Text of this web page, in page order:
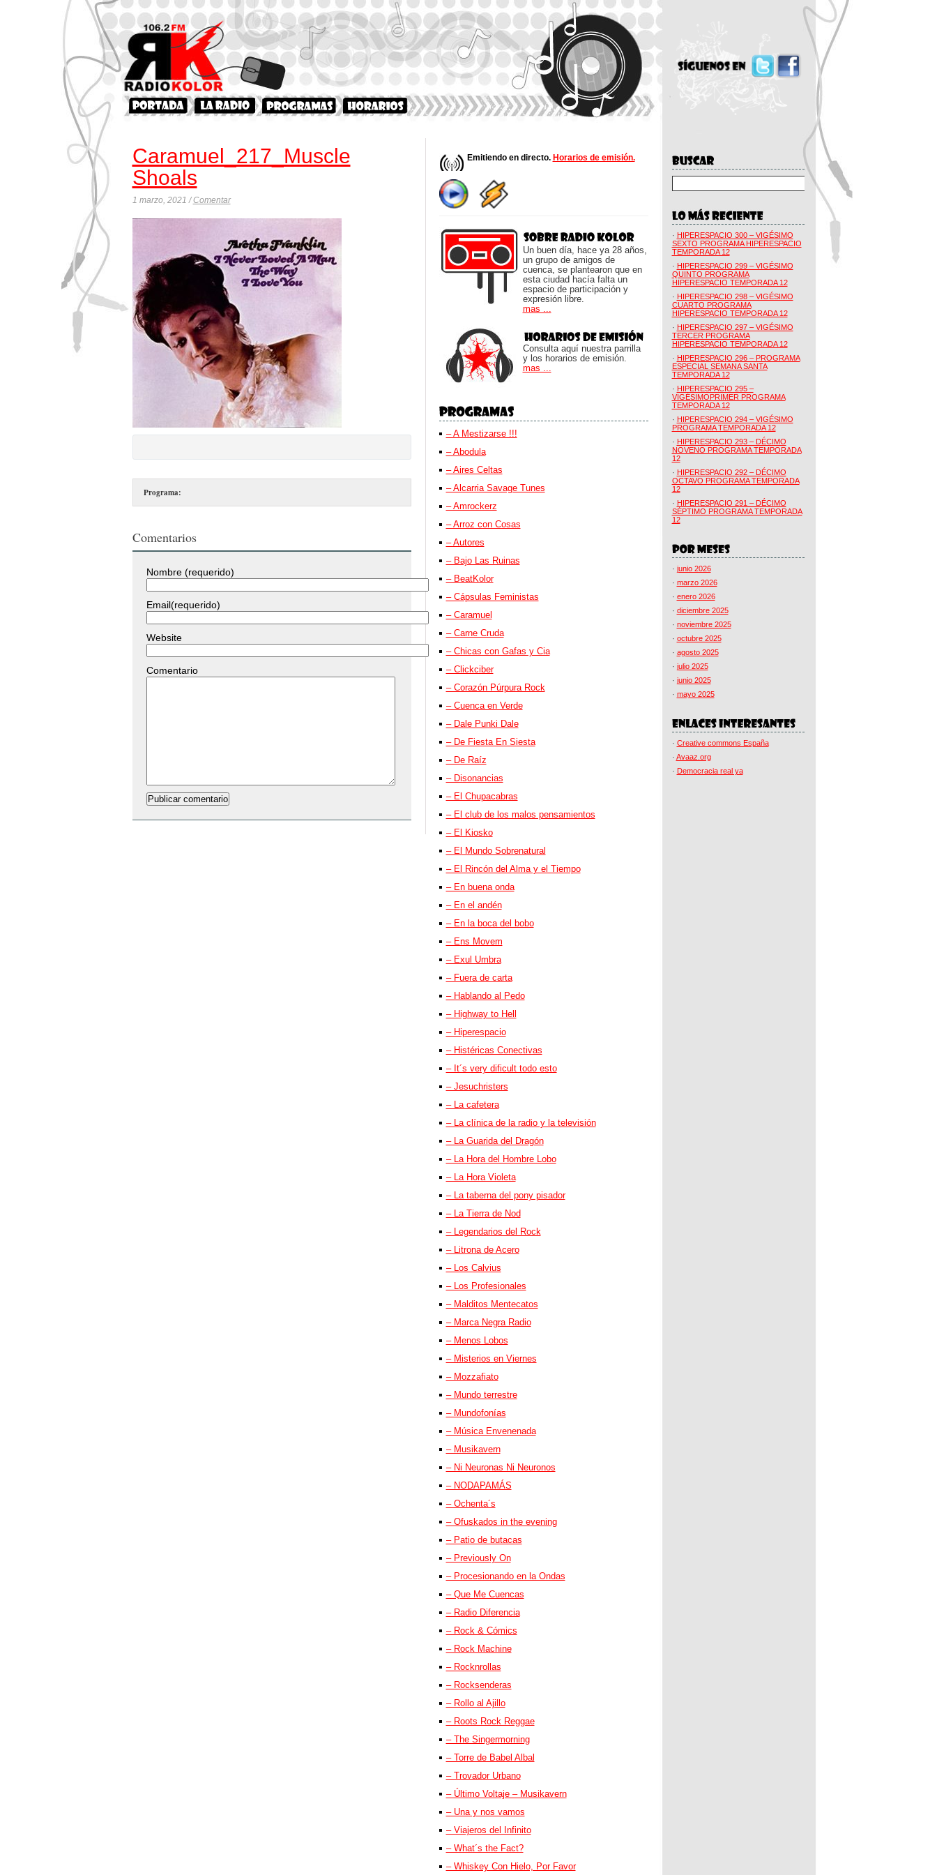
Caramuel_217_Muscle
Shoals
1 marzo, 2021 /Comentar
Programa:
Comentarios
Nombre (requerido)
Email(requerido)
Website
Comentario
Emitiendo en directo. Horarios de emisión.
Un buen día, hace ya 28 años,
un grupo de amigos de
cuenca, se plantearon que en
esta ciudad hacía falta un
espacio de participación y
expresión libre.
mas ...
Consulta aquí nuestra parrilla
y los horarios de emisión.
mas ...
– A Mestizarse !!!
– Abodula
– Aires Celtas
– Alcarria Savage Tunes
– Amrockerz
– Arroz con Cosas
– Autores
– Bajo Las Ruinas
– BeatKolor
– Cápsulas Feministas
– Caramuel
– Carne Cruda
– Chicas con Gafas y Cia
– Clickciber
– Corazón Púrpura Rock
– Cuenca en Verde
– Dale Punki Dale
– De Fiesta En Siesta
– De Raíz
– Disonancias
– El Chupacabras
– El club de los malos pensamientos
– El Kiosko
– El Mundo Sobrenatural
– El Rincón del Alma y el Tiempo
– En buena onda
– En el andén
– En la boca del bobo
– Ens Movem
– Exul Umbra
– Fuera de carta
– Hablando al Pedo
– Highway to Hell
– Hiperespacio
– Histéricas Conectivas
– It´s very dificult todo esto
– Jesuchristers
– La cafetera
– La clínica de la radio y la televisión
– La Guarida del Dragón
– La Hora del Hombre Lobo
– La Hora Violeta
– La taberna del pony pisador
– La Tierra de Nod
– Legendarios del Rock
– Litrona de Acero
– Los Calvius
– Los Profesionales
– Malditos Mentecatos
– Marca Negra Radio
– Menos Lobos
– Misterios en Viernes
– Mozzafiato
– Mundo terrestre
– Mundofonías
– Música Envenenada
– Musikavern
– Ni Neuronas Ni Neuronos
– NODAPAMÁS
– Ochenta´s
– Ofuskados in the evening
– Patio de butacas
– Previously On
– Procesionando en la Ondas
– Que Me Cuencas
– Radio Diferencia
– Rock & Cómics
– Rock Machine
– Rocknrollas
– Rocksenderas
– Rollo al Ajillo
– Roots Rock Reggae
– The Singermorning
– Torre de Babel Albal
– Trovador Urbano
– Último Voltaje – Musikavern
– Una y nos vamos
– Viajeros del Infinito
– What´s the Fact?
– Whiskey Con Hielo, Por Favor
· HIPERESPACIO 300 – VIGÉSIMO
SEXTO PROGRAMA HIPERESPACIO
TEMPORADA 12
· HIPERESPACIO 299 – VIGÉSIMO
QUINTO PROGRAMA
HIPERESPACIO TEMPORADA 12
· HIPERESPACIO 298 – VIGÉSIMO
CUARTO PROGRAMA
HIPERESPACIO TEMPORADA 12
· HIPERESPACIO 297 – VIGÉSIMO
TERCER PROGRAMA
HIPERESPACIO TEMPORADA 12
· HIPERESPACIO 296 – PROGRAMA
ESPECIAL SEMANA SANTA
TEMPORADA 12
· HIPERESPACIO 295 –
VIGÉSIMOPRIMER PROGRAMA
TEMPORADA 12
· HIPERESPACIO 294 – VIGÉSIMO
PROGRAMA TEMPORADA 12
· HIPERESPACIO 293 – DÉCIMO
NOVENO PROGRAMA TEMPORADA
12
· HIPERESPACIO 292 – DÉCIMO
OCTAVO PROGRAMA TEMPORADA
12
· HIPERESPACIO 291 – DÉCIMO
SÉPTIMO PROGRAMA TEMPORADA
12
· junio 2026
· marzo 2026
· enero 2026
· diciembre 2025
· noviembre 2025
· octubre 2025
· agosto 2025
· julio 2025
· junio 2025
· mayo 2025
· Creative commons España
· Avaaz.org
· Democracia real ya